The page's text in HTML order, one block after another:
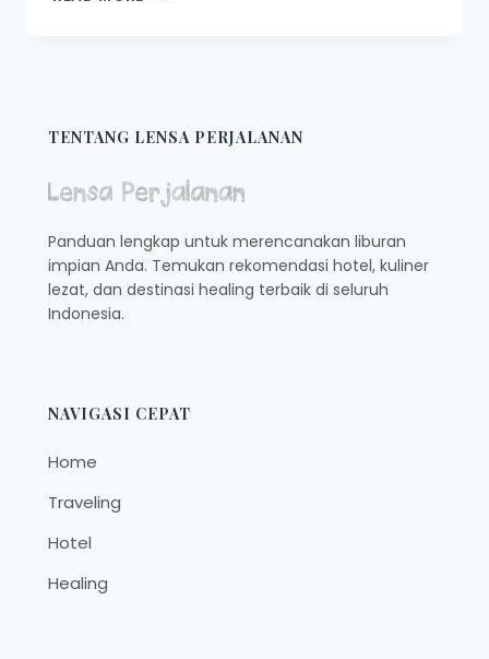
SAAT
NATUNA
TENTANG LENSA PERJALANAN
Panduan lengkap untuk merencanakan liburan
impian Anda. Temukan rekomendasi hotel, kuliner
lezat, dan destinasi healing terbaik di seluruh
Indonesia.
NAVIGASI CEPAT
Home
Traveling
Hotel
Healing